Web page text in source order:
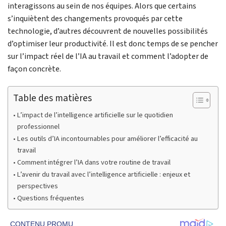
interagissons au sein de nos équipes. Alors que certains
s’inquiètent des changements provoqués par cette
technologie, d’autres découvrent de nouvelles possibilités
d’optimiser leur productivité. Il est donc temps de se pencher
sur l’impact réel de l’IA au travail et comment l’adopter de
façon concrète.
Table des matières
L’impact de l’intelligence artificielle sur le quotidien
professionnel
Les outils d’IA incontournables pour améliorer l’efficacité au
travail
Comment intégrer l’IA dans votre routine de travail
L’avenir du travail avec l’intelligence artificielle : enjeux et
perspectives
Questions fréquentes